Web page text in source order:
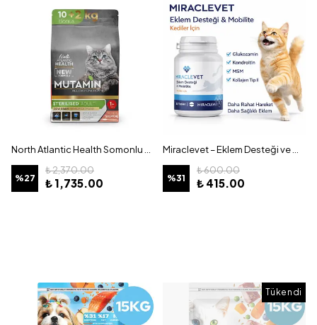
North Atlantic Health Somonlu Kısır Kedi Maması Kilitsiz Poşet 10+2 kg Hediye
%27
₺ 2,370.00
₺ 1,735.00
Miraclevet – Eklem Desteği ve Mobilite Tablet Kediler İçin – 30 Kapsül
%31
₺ 600.00
₺ 415.00
Tükendi